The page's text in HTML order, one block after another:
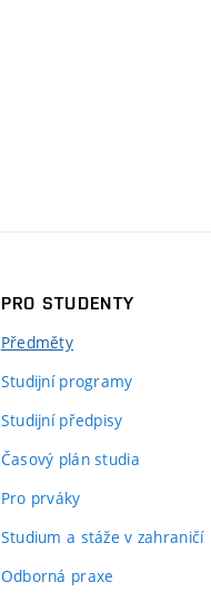
PRO STUDENTY
Předměty
Studijní programy
Studijní předpisy
Časový plán studia
Pro prváky
Studium a stáže v zahraničí
Odborná praxe